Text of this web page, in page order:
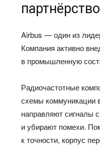
партнёрство
Airbus — один из
Компания активно
в промышленную
Радиочастотные
схемы коммуникации
направляют сигналы
и убирают помехи.
к точности, корпус